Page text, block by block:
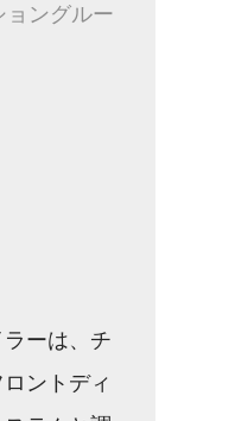
ョングルー
ーは、チ
ントディ